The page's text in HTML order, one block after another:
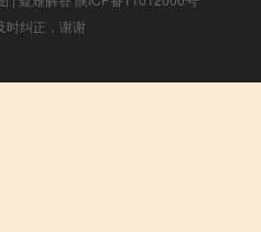
时纠正，谢谢